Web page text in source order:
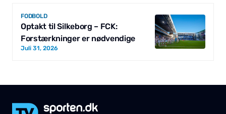
FODBOLD
Optakt til Silkeborg – FCK:
Forstærkninger er nødvendige
Juli 31, 2026